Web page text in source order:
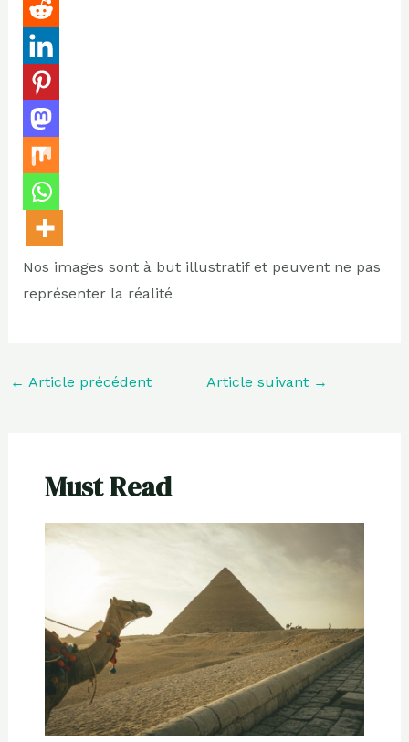
Nos images sont à but illustratif et peuvent ne pas
représenter la réalité
← Article précédent Article suivant →
Must Read